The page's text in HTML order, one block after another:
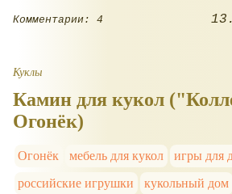
Комментарии: 4
Куклы
Камин для кукол
Огонёк)
Огонёк мебель для кукол
игры для
российские игрушки
кукольный дом